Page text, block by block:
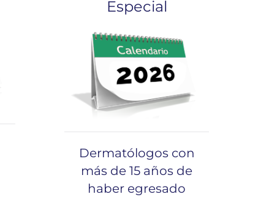
Especial
Dermatólogos con
más de 15 años de
haber egresado